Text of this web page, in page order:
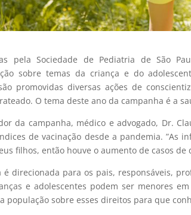
pela Sociedade de Pediatria de São
sobre temas da criança e do
promovidas diversas ações de
O tema deste ano da campanha é a
da campanha, médico e advogado, Dr.
de vacinação desde a pandemia. ”As
filhos, então houve o aumento de casos de
é direcionada para os pais, responsáveis,
e adolescentes podem ser menores
população sobre esses direitos para que